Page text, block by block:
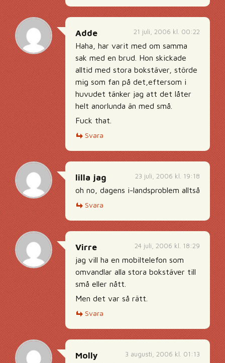
21 juli, 2006 kl. 00:22
Adde
Haha, har varit med om samma
sak med en brud. Hon skickade
alltid med stora bokstäver, störde
mig som fan på det,eftersom i
huvudet tänker jag att det låter
helt anorlunda än med små.
Fuck that.
Svara
23 juli, 2006 kl. 19:18
lilla jag
oh no, dagens i-landsproblem alltså
Svara
24 juli, 2006 kl. 18:29
Virre
jag vill ha en mobiltelefon som
omvandlar alla stora bokstäver till
små eller nått.
Men det var så rätt.
Svara
3 augusti, 2006 kl. 01:13
Molly